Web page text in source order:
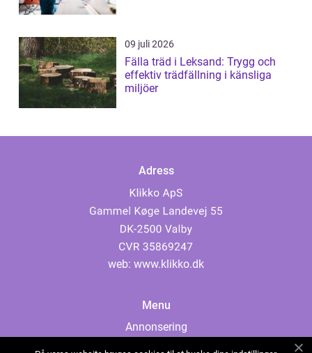
09 juli 2026
Fälla träd i Leksand: Trygg och
effektiv trädfällning i känsliga
miljöer
Adress
web: www.klikko.dk
Menu
Annonsering